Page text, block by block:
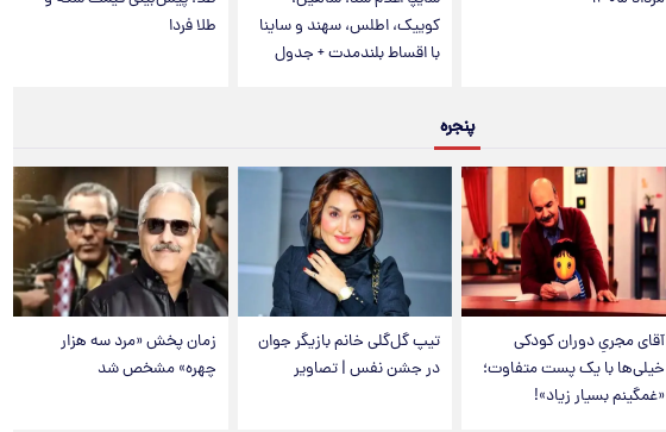
کوییک، اطلس، سهند و ساینا
با اقساط بلندمدت + جدول
طلا فردا
پنجره
آقای مجریِ دوران کودکی
خیلی‌ها با یک پست متفاوت؛
«غمگینم بسیار زیاد»!
تیپ گل‌گلی خانم بازیگر جوان
در جشن نفس | تصاویر
زمان پخش «مرد سه هزار
چهره» مشخص شد